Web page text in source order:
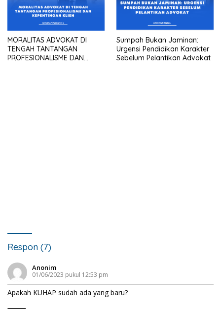
MORALITAS ADVOKAT DI
TENGAH TANTANGAN
PROFESIONALISME DAN
Sumpah Bukan Jaminan:
Urgensi Pendidikan Karakter
Sebelum Pelantikan Advokat
Respon (7)
Anonim
01/06/2023 pukul 12:53 pm
Apakah KUHAP sudah ada yang baru?